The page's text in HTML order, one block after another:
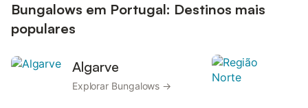
Bungalows em Portugal: Destinos mais
populares
Algarve
Explorar Bungalows →